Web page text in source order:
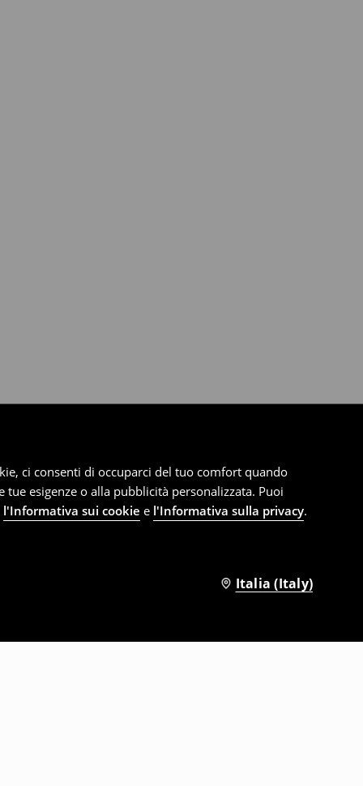
ci consenti di occuparci del tuo comfort quando
esigenze o alla pubblicità personalizzata. Puoi
l'Informativa sui cookie e l'Informativa sulla privacy.
Italia (Italy)